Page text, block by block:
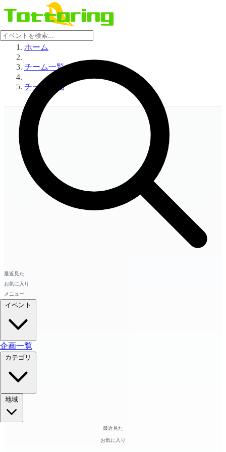
最近見た
お気に入り
メニュー
企画一覧
最近見た
お気に入り
ホーム
チーム一覧
チーム詳細